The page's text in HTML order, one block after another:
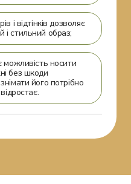
і відтінків дозволяє
і стильний образ;
можливість носити
без шкоди
його потрібно